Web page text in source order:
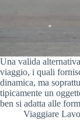
Una valida
viaggio, i quali
dinamica, ma
tipicamente un
ben si adatta alle
Viaggiare